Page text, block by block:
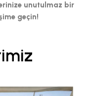
unutulmaz bir
geçin!